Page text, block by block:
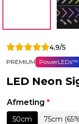
4,9/5
PREMIUM PowerLEDs™
LED Neon
Afmeting *
50cm 75cm